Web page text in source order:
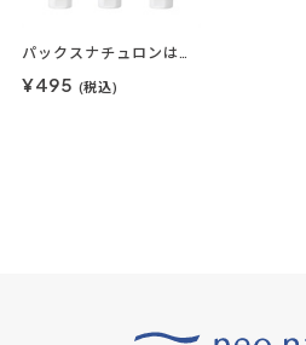
パックスナチュロンはみがき
¥495 (税込)